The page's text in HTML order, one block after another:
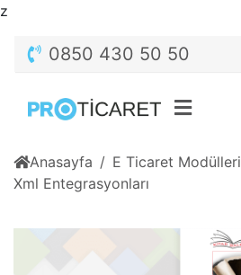
z
0850 430 50 50
Anasayfa
E Ticaret Modülleri
Xml Entegrasyonları